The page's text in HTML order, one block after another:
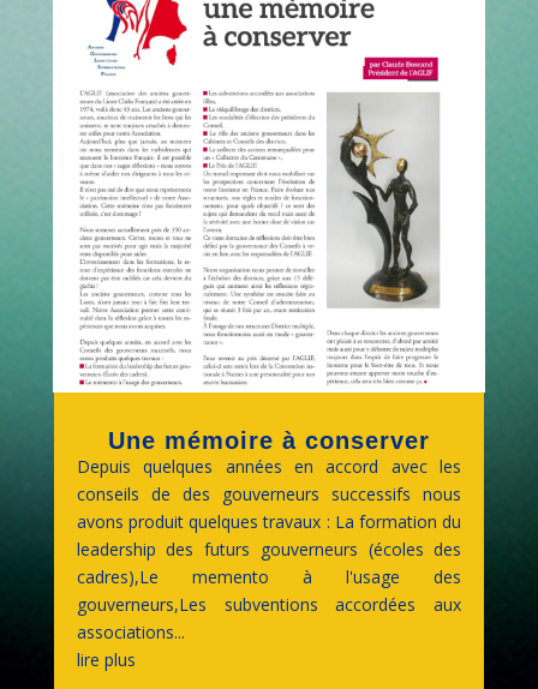
Une mémoire à conserver
Depuis quelques années en accord avec les
conseils de des gouverneurs successifs nous
avons produit quelques travaux : La formation du
leadership des futurs gouverneurs (écoles des
cadres),Le memento à l'usage des
gouverneurs,Les subventions accordées aux
associations...
lire plus